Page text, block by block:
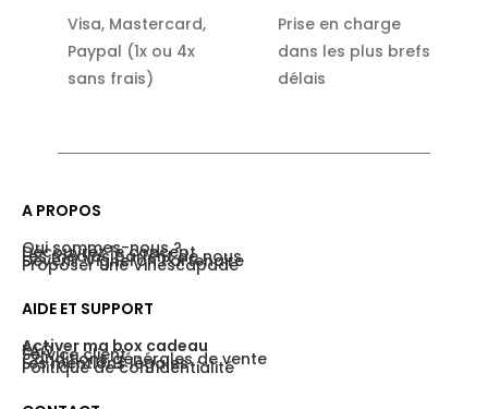
Visa, Mastercard,
Paypal (1x ou 4x
sans frais)
Prise en charge
dans les plus brefs
délais
AIDE ET SUPPORT
Activer ma box cadeau
FAQ
Service client
Conditions générales de vente
Les mentions légales
Politique de confidentialité
A PROPOS
Qui sommes-nous ?
Découvrez le concept
Les médias parlent de nous
Devenir Vigneron Partenaire
Proposer une Vinescapade